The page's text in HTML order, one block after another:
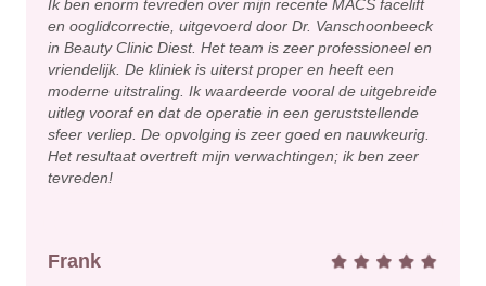
Ik ben enorm tevreden over mijn recente MACS facelift
en ooglidcorrectie, uitgevoerd door Dr. Vanschoonbeeck
in Beauty Clinic Diest. Het team is zeer professioneel en
vriendelijk. De kliniek is uiterst proper en heeft een
moderne uitstraling. Ik waardeerde vooral de uitgebreide
uitleg vooraf en dat de operatie in een geruststellende
sfeer verliep. De opvolging is zeer goed en nauwkeurig.
Het resultaat overtreft mijn verwachtingen; ik ben zeer
tevreden!
Frank